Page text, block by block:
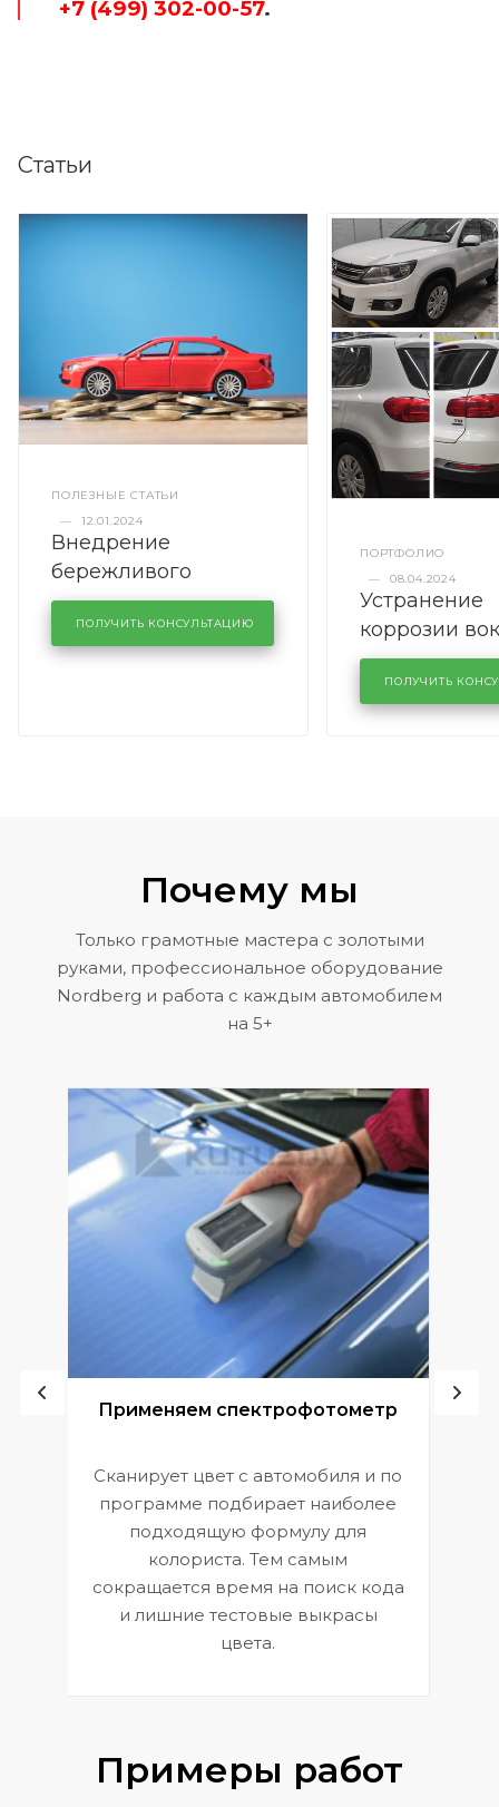
+7 (499) 302-00-57.
Статьи
ПОЛЕЗНЫЕ СТАТЬИ
—
12.01.2024
Внедрение
бережливого
производства в
кузовном сервисе
KUTUZOVV
ПОЛУЧИТЬ КОНСУЛЬТАЦИЮ
ПОРТФОЛИО
—
08.04.2024
Устранение
коррозии
лобового
районе
Volkswagen
ПОЛУЧИТЬ
Почему мы
Только грамотные мастера с золотыми
руками, профессиональное оборудование
Nordberg и работа с каждым автомобилем
на 5+
Применяем спектрофотометр
Сканирует цвет с автомобиля и по
программе подбирает наиболее
подходящую формулу для
колориста. Тем самым
сокращается время на поиск кода
и лишние тестовые выкрасы
цвета.
Примеры работ